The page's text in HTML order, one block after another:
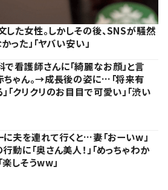
した女性。しかしその後、SNSが騒然
った」「ヤバい安い」
で看護師さんに「綺麗なお顔」と言
ちゃん。→成長後の姿に…「将来有
「クリクリのお目目で可愛い」「渋い
に夫を連れて行くと…妻「おーいw」
動に「奥さん美人！」「めっちゃわか
楽しそうww」